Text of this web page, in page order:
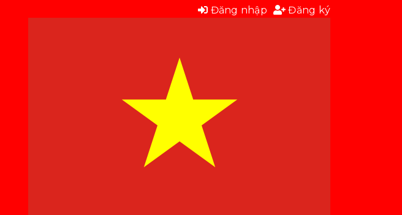
Đăng nhập Đăng ký